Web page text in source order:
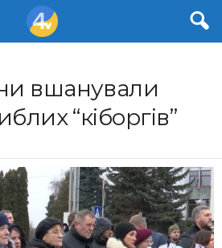
вшанували
“кіборгів”